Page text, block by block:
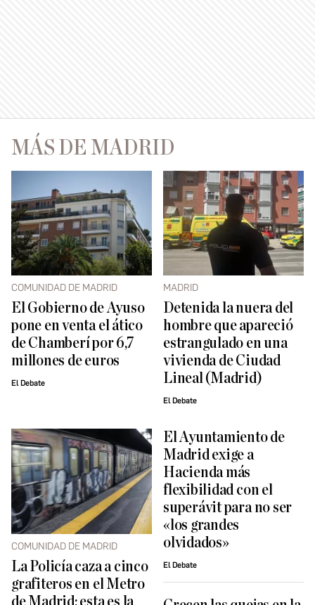
MÁS DE MADRID
COMUNIDAD DE MADRID
El Gobierno de Ayuso
pone en venta el ático
de Chamberí por 6,7
millones de euros
El Debate
MADRID
Detenida la nuera del
hombre que apareció
estrangulado en una
vivienda de Ciudad
Lineal (Madrid)
El Debate
COMUNIDAD DE MADRID
La Policía caza a cinco
grafiteros en el Metro
de Madrid: esta es la
El Ayuntamiento de
Madrid exige a
Hacienda más
flexibilidad con el
superávit para no ser
«los grandes
olvidados»
El Debate